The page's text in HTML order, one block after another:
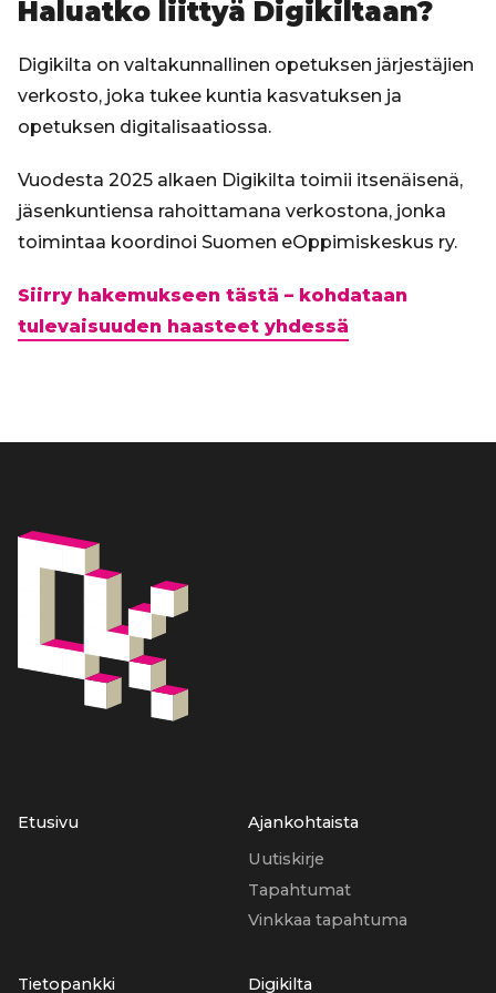
Haluatko liittyä Digikiltaan?
Digikilta on valtakunnallinen opetuksen järjestäjien
verkosto, joka tukee kuntia kasvatuksen ja
opetuksen digitalisaatiossa.
Vuodesta 2025 alkaen Digikilta toimii itsenäisenä,
jäsenkuntiensa rahoittamana verkostona, jonka
toimintaa koordinoi Suomen eOppimiskeskus ry.
Siirry hakemukseen tästä – kohdataan
tulevaisuuden haasteet yhdessä
Etusivu
Ajankohtaista
Uutiskirje
Tapahtumat
Vinkkaa tapahtuma
Tietopankki Digikilta